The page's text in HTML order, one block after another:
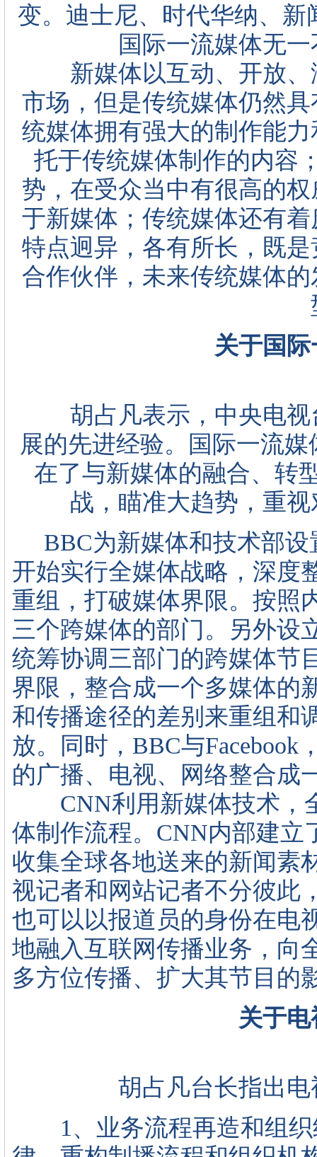
变。迪士尼、时代华纳、
国际一流媒体无
新媒体以互动、开放、
市场，但是传统媒体仍然
统媒体拥有强大的制作能
托于传统媒体制作的内容
势，在受众当中有很高的
于新媒体；传统媒体还有
特点迥异，各有所长，既
合作伙伴，未来传统媒体
关于国
胡占凡表示，中央电视
展的先进经验。国际一流
在了与新媒体的融合、转
战，瞄准大趋势，重
BBC为新媒体和技术部设
开始实行全媒体战略，深度
重组，打破媒体界限。按照
三个跨媒体的部门。另外设
统筹协调三部门的跨媒体节
界限，整合成一个多媒体的
和传播途径的差别来重组和
放。同时，BBC与Facebook
的广播、电视、网络整合成
CNN利用新媒体技术，
体制作流程。CNN内部建立
收集全球各地送来的新闻素
视记者和网站记者不分彼此
也可以以报道员的身份在电
地融入互联网传播业务，向
多方位传播、扩大其节目的
关于
胡占凡台长指出电
1、业务流程再造和组织